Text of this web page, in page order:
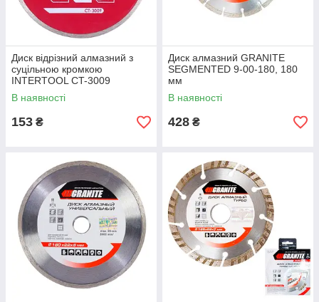
Диск відрізний алмазний з
суцільною кромкою
INTERTOOL CT-3009
В наявності
153 ₴
Диск алмазний GRANITE
SEGMENTED 9-00-180, 180
мм
В наявності
428 ₴